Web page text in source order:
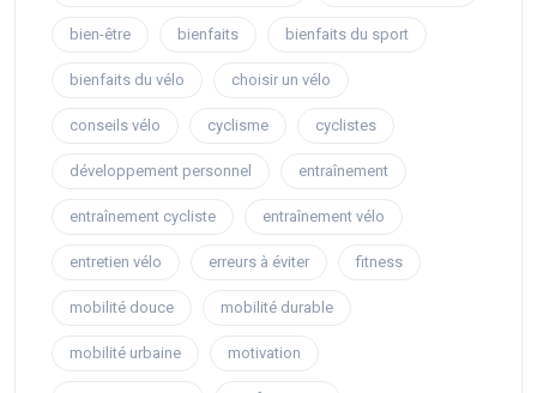
bien-être bienfaits bienfaits du sport
bienfaits du vélo choisir un vélo
conseils vélo cyclisme cyclistes
développement personnel entraînement
entraînement cycliste entraînement vélo
entretien vélo erreurs à éviter fitness
mobilité douce mobilité durable
mobilité urbaine motivation